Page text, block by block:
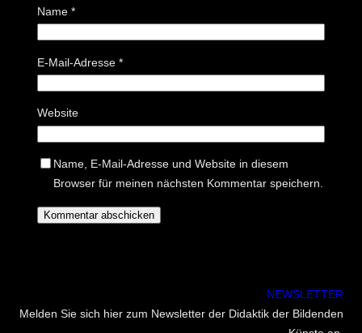
Name *
E-Mail-Adresse *
Website
Name, E-Mail-Adresse und Website in diesem
Browser für meinen nächsten Kommentar speichern.
NEWSLETTER
Melden Sie sich hier zum Newsletter der Didaktik der Bildenden